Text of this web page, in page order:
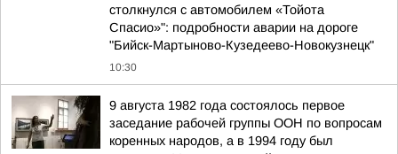
столкнулся с автомобилем «Тойота
Спасио»": подробности аварии на дороге
"Бийск-Мартыново-Кузедеево-Новокузнецк"
10:30
9 августа 1982 года состоялось первое
заседание рабочей группы ООН по вопросам
коренных народов, а в 1994 году был